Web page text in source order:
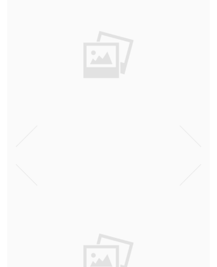
ניו יורק
דעות
עץ